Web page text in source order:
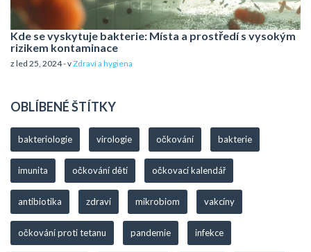
Kde se vyskytuje bakterie: Místa a prostředí s vysokým
rizikem kontaminace
z led 25, 2024 - vZdraví a hygiena
OBLÍBENÉ ŠTÍTKY
bakteriologie virologie očkování bakterie
imunita očkování dětí očkovací kalendář
antibiotika zdraví mikrobiom vakcíny
očkování proti tetanu pandemie infekce